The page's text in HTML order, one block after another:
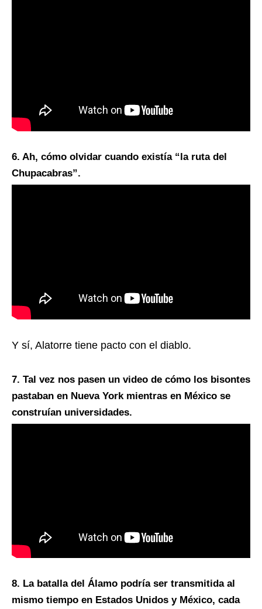
6. Ah, cómo olvidar cuando existía “la ruta del
Chupacabras”.
Y sí, Alatorre tiene pacto con el diablo.
7. Tal vez nos pasen un video de cómo los bisontes
pastaban en Nueva York mientras en México se
construían universidades.
8. La batalla del Álamo podría ser transmitida al
mismo tiempo en Estados Unidos y México, cada